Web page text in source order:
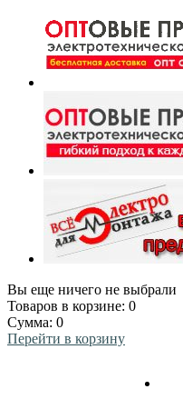
Вы еще ничего не выбрали
Товаров в корзине: 0
Сумма: 0
Перейти в корзину